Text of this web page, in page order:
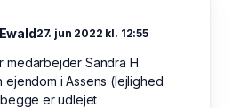
27. jun 2022 kl. 12:55
medarbejder Sandra H
ejendom i Assens (lejlighed
er udlejet